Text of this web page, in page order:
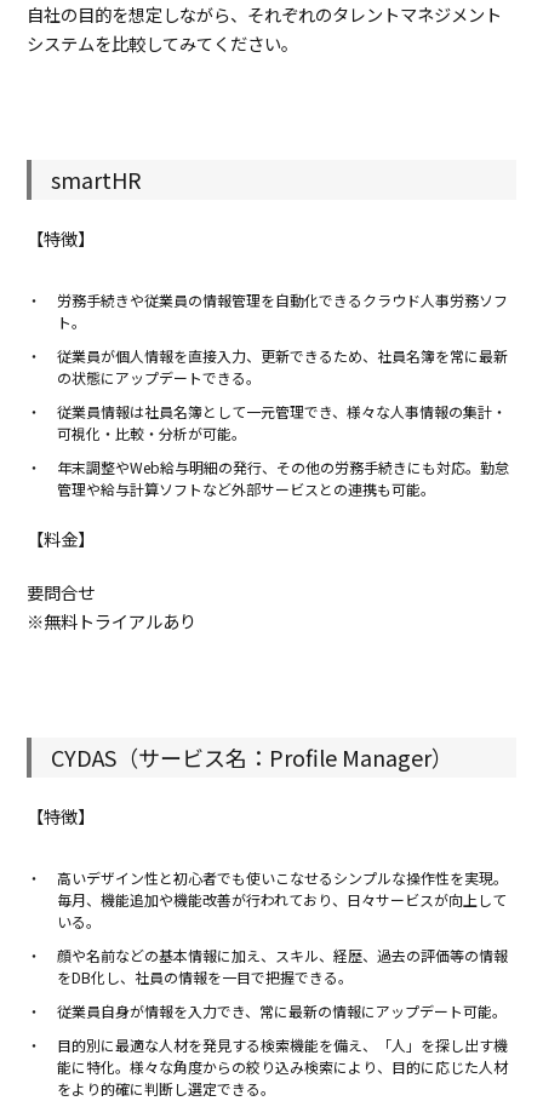
自社の目的を想定しながら、それぞれのタレントマネジメント
システムを比較してみてください。
smartHR
【特徴】
労務手続きや従業員の情報管理を自動化できるクラウド人事労務ソフ
ト。
従業員が個人情報を直接入力、更新できるため、社員名簿を常に最新
の状態にアップデートできる。
従業員情報は社員名簿として一元管理でき、様々な人事情報の集計・
可視化・比較・分析が可能。
年末調整やWeb給与明細の発行、その他の労務手続きにも対応。勤怠
管理や給与計算ソフトなど外部サービスとの連携も可能。
【料金】
要問合せ
※無料トライアルあり
CYDAS（サービス名：Profile Manager）
【特徴】
高いデザイン性と初心者でも使いこなせるシンプルな操作性を実現。
毎月、機能追加や機能改善が行われており、日々サービスが向上して
いる。
顔や名前などの基本情報に加え、スキル、経歴、過去の評価等の情報
をDB化し、社員の情報を一目で把握できる。
従業員自身が情報を入力でき、常に最新の情報にアップデート可能。
目的別に最適な人材を発見する検索機能を備え、「人」を探し出す機
能に特化。様々な角度からの絞り込み検索により、目的に応じた人材
をより的確に判断し選定できる。